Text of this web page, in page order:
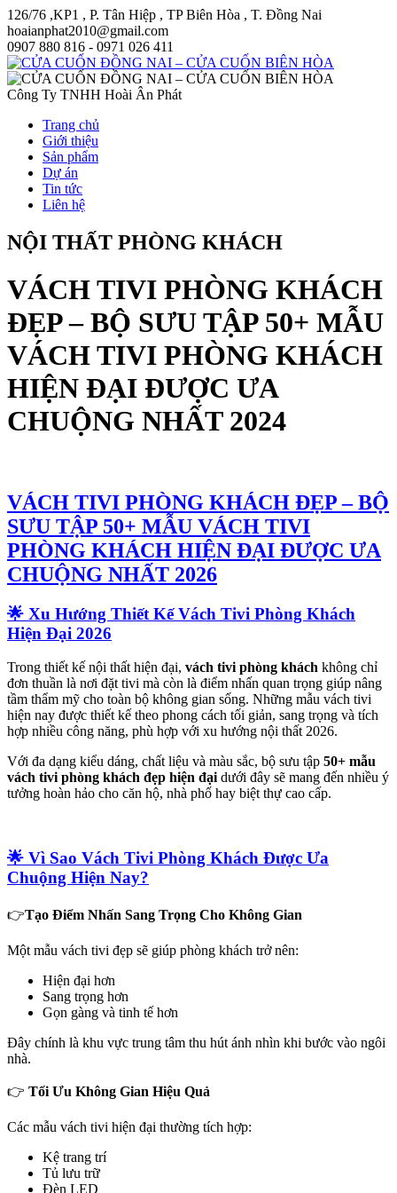
126/76 ,KP1 , P. Tân Hiệp , TP Biên Hòa , T. Đồng Nai
hoaianphat2010@gmail.com
0907 880 816 - 0971 026 411
Công Ty TNHH Hoài Ân Phát
Trang chủ
Giới thiệu
Sản phẩm
Dự án
Tin tức
Liên hệ
NỘI THẤT PHÒNG KHÁCH
VÁCH TIVI PHÒNG KHÁCH
ĐẸP – BỘ SƯU TẬP 50+ MẪU
VÁCH TIVI PHÒNG KHÁCH
HIỆN ĐẠI ĐƯỢC ƯA
CHUỘNG NHẤT 2024
VÁCH TIVI PHÒNG KHÁCH ĐẸP – BỘ
SƯU TẬP 50+ MẪU VÁCH TIVI
PHÒNG KHÁCH HIỆN ĐẠI ĐƯỢC ƯA
CHUỘNG NHẤT 2026
🌟 Xu Hướng Thiết Kế Vách Tivi Phòng Khách
Hiện Đại 2026
Trong thiết kế nội thất hiện đại, vách tivi phòng khách không chỉ
đơn thuần là nơi đặt tivi mà còn là điểm nhấn quan trọng giúp nâng
tầm thẩm mỹ cho toàn bộ không gian sống. Những mẫu vách tivi
hiện nay được thiết kế theo phong cách tối giản, sang trọng và tích
hợp nhiều công năng, phù hợp với xu hướng nội thất 2026.
Với đa dạng kiểu dáng, chất liệu và màu sắc, bộ sưu tập 50+ mẫu
vách tivi phòng khách đẹp hiện đại dưới đây sẽ mang đến nhiều ý
tưởng hoàn hảo cho căn hộ, nhà phố hay biệt thự cao cấp.
🌟 Vì Sao Vách Tivi Phòng Khách Được Ưa
Chuộng Hiện Nay?
👉Tạo Điểm Nhấn Sang Trọng Cho Không Gian
Một mẫu vách tivi đẹp sẽ giúp phòng khách trở nên:
Hiện đại hơn
Sang trọng hơn
Gọn gàng và tinh tế hơn
Đây chính là khu vực trung tâm thu hút ánh nhìn khi bước vào ngôi
nhà.
👉 Tối Ưu Không Gian Hiệu Quả
Các mẫu vách tivi hiện đại thường tích hợp:
Kệ trang trí
Tủ lưu trữ
Đèn LED